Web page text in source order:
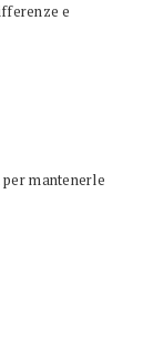
e
mantenerle